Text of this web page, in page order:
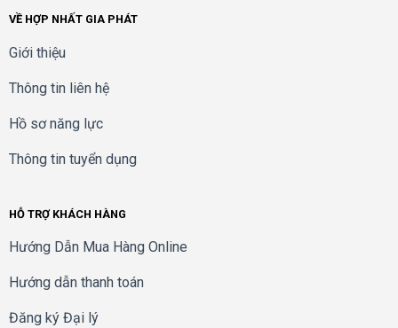
VỀ HỢP NHẤT GIA PHÁT
Giới thiệu
Thông tin liên hệ
Hồ sơ năng lực
Thông tin tuyển dụng
HỖ TRỢ KHÁCH HÀNG
Hướng Dẫn Mua Hàng Online
Hướng dẫn thanh toán
Đăng ký Đại lý